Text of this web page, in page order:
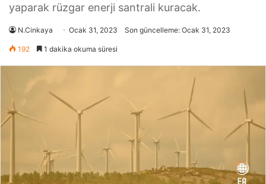
yaparak rüzgar enerji santrali kuracak.
N.Cinkaya Ocak 31, 2023 Son güncelleme: Ocak 31, 2023
192 1 dakika okuma süresi